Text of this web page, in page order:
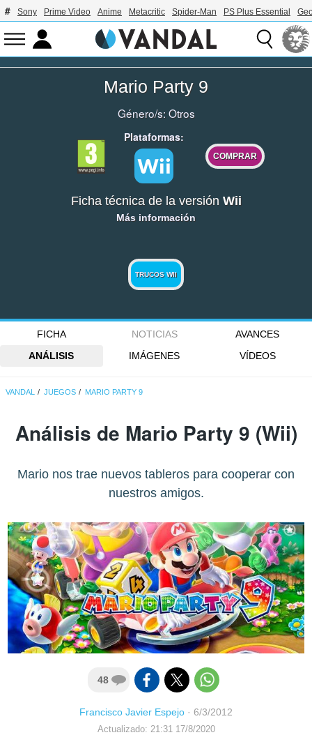
Sony Prime Video Anime Metacritic Spider-Man PS Plus Essential
Mario Party 9
Género/s: Otros
Plataformas:
COMPRAR
Ficha técnica de la versión Wii
Más información
TRUCOS WII
FICHA NOTICIAS
AVANCES
ANÁLISIS
IMÁGENES VÍDEOS
VANDAL JUEGOS MARIO PARTY 9
Análisis de Mario Party 9 (Wii)
Mario nos trae nuevos tableros para cooperar con
nuestros amigos.
48
Francisco Javier Espejo · 6/3/2012
Actualizado: 21:31 17/8/2020